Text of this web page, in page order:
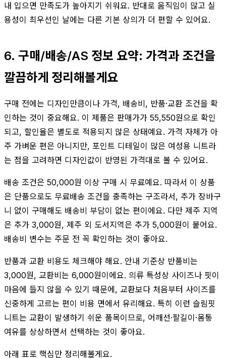
내 입으면 만족도가 높아지기 쉬워요. 반대로 움직임이 많고 실
용성이 최우선인 날에는 다른 기본 상의가 더 편할 수 있어요.
6. 구매/배송/AS 정보 요약: 가격과 조건을
깔끔하게 정리해볼게요
구매 전에는 디자인만큼이나 가격, 배송비, 반품·교환 조건을 확
인하는 것이 중요해요. 이 제품은 판매가가 55,550원으로 확인
되고, 할인율은 별도로 적용되지 않은 상태예요. 가격 자체가 아
주 가벼운 편은 아니지만, 포인트 디테일이 많은 여성용 니트라
는 점을 고려하면 디자인값이 반영된 가격대로 볼 수 있어요.
배송 조건은 50,000원 이상 구매 시 무료예요. 따라서 이 상품
은 단품으로도 무료배송 조건을 충족하는 구조라서, 추가 장바구
니 없이 구매해도 배송비 부담이 없는 편이에요. 다만 제주 지역
은 추가 3,000원, 제주 외 도서지역은 추가 5,000원이 붙어요.
배송비 변수는 주문 전 꼭 확인하는 것이 좋아요.
반품과 교환 비용도 체크해야 해요. 안내 기준상 반품비는
3,000원, 교환비는 6,000원이에요. 의류 특성상 사이즈나 핏이
마음에 들지 않을 수 있기 때문에, 교환보다 처음부터 사이즈를
신중하게 고르는 편이 비용 면에서 유리해요. 특히 이런 슬림핏
니트는 교환이 발생하기 쉬운 품목이므로, 어깨선·팔길이·몸통
여유를 상상하면서 선택하는 것이 좋아요.
아래 표로 핵심만 정리해볼게요.